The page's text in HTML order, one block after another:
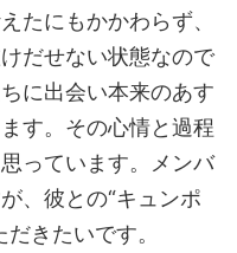
たにもかかわらず、
だせない状態なので
に出会い本来のあす
す。その心情と過程
っています。メンバ
、彼との“キュンポ
きたいです。